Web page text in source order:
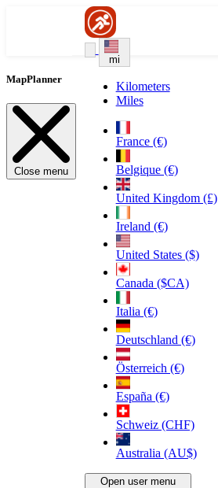
mi
Kilometers
Miles
France (€)
Belgique (€)
United Kingdom (£)
Ireland (€)
United States ($)
Canada ($CA)
Italia (€)
Deutschland (€)
Österreich (€)
España (€)
Schweiz (CHF)
Australia (AU$)
Open user menu
MapPlanner
Close menu